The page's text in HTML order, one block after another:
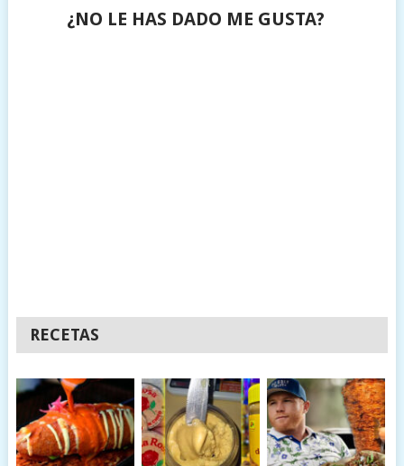
¿NO LE HAS DADO ME GUSTA?
RECETAS